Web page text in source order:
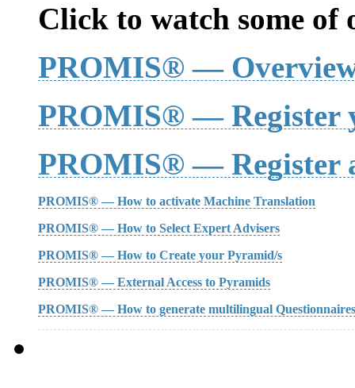
Click to watch some of
PROMIS® —
PROMIS® — Register
PROMIS® — Register
PROMIS® — How to activate Machine Translation
PROMIS® — How to Select Expert Advisers
PROMIS® — How to Create your Pyramid/s
PROMIS® — External Access to Pyramids
PROMIS® — How to generate multilingual Questionnaires